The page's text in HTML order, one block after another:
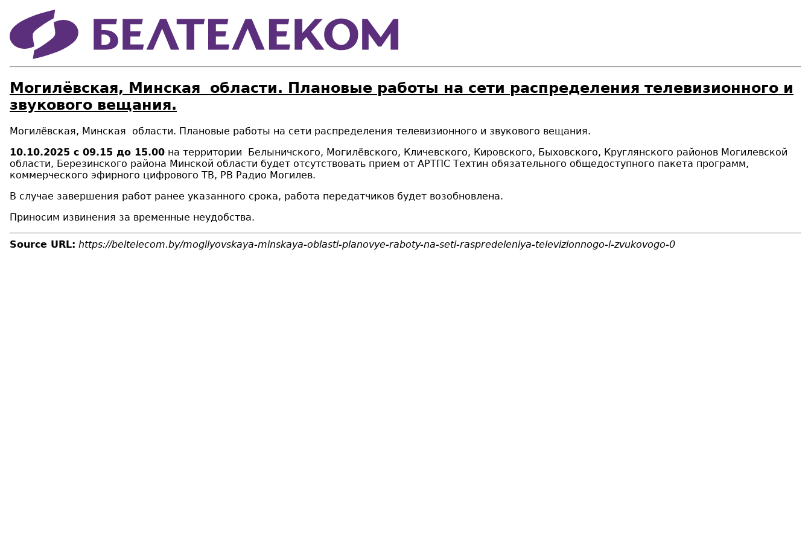
Могилёвская, Минская области. Плановые работы на сети распределения телевизионного и
звукового вещания.
Могилёвская, Минская области. Плановые работы на сети распределения телевизионного и звукового вещания.
10.10.2025 с 09.15 до 15.00 на территории Белыничского, Могилёвского, Кличевского, Кировского, Быховского, Круглянского районов Могилевской
области, Березинского района Минской области будет отсутствовать прием от АРТПС Техтин обязательного общедоступного пакета программ,
коммерческого эфирного цифрового ТВ, РВ Радио Могилев.
В случае завершения работ ранее указанного срока, работа передатчиков будет возобновлена.
Приносим извинения за временные неудобства.
Source URL: https://beltelecom.by/mogilyovskaya-minskaya-oblasti-planovye-raboty-na-seti-raspredeleniya-televizionnogo-i-zvukovogo-0